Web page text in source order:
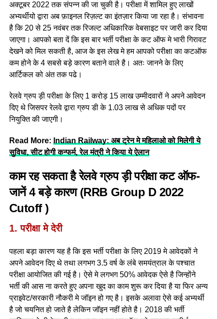
अक्टूबर 2022 तक संपन्न की जा चुकी है। परीक्षा में शामिल हुए लाखों
अभ्यर्थीयो द्वारा अब फ़ाइनल रिज़ल्ट का इंतज़ार किया जा रहा है। संभावना
है कि 20 से 25 नवंबर तक रिजल्ट अधिकारिक वेबसाइट पर जारी कर दिया
जाएगा। आपको बता दें कि इस बार भर्ती परीक्षा के कट ऑफ मे भारी गिरावट
देखने को मिल सकती है, आज के इस लेख मे हम आपको परीक्षा का कटऑफ
कम होने के 4 सबसे बड़े कारण बताने वाले है। अतः जानने के लिए
आर्टिकल को अंत तक पढे।
रेलवे ग्रुप ड़ी परीक्षा के लिए 1 करोड़ 15 लाख उम्मीदवारों ने अपने आवेदन
दिए थे जिसपर रेलवे द्वारा ग्रुप डी के 1.03 लाख से अधिक पदों पर
नियुक्ति की जाएगी।
Read More: Indian Railway: अब ट्रेन मे महिलाओ को मिलेगी ये
सुविधा, सीट होगी कन्फर्म, रेल मंत्री ने किया ये ऐलान
काम रह सकता है रेलवे ग्रुप ड़ी परीक्षा कट ऑफ-
जानें 4 बड़े कारण (RRB Group D 2022
Cutoff)
1. परीक्षा मे देरी
पहला बड़ा कारण यह है कि इस भर्ती परीक्षा के लिए 2019 मे आवेदकों ने
अपने आवेदन दिए थे तथा लगभग 3.5 वर्ष के लंबे समयंत्राल के पश्चात
परीक्षा आयोजित की गई है। ऐसे मे लगभग 50% आवेदक ऐसे है जिन्होंने
भर्ती की आस ना करते हुए अपना खुद का काम शुरू कर दिया है या फिर अन्य
प्राइवेट/सरकारी नौकरी मे जॉइन हो गए है। इसके अलावा ऐसे कई अभ्यर्थी
है जो चयनित हो जाते है लेकिन जॉइन नहीं होते है। 2018 की भर्ती